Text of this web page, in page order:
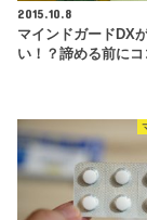
2015.10.8
マインドガードDX
い！？諦める前にコ